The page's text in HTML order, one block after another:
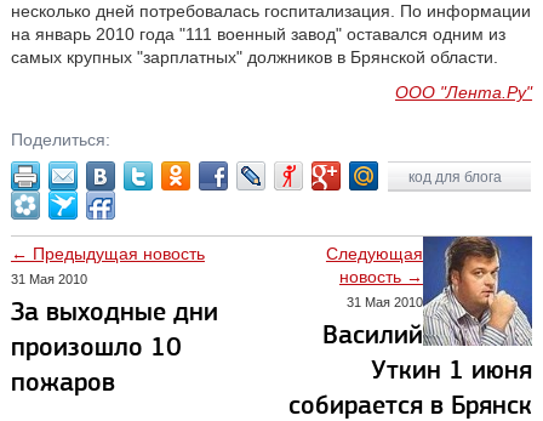
несколько дней потребовалась госпитализация. По информации
на январь 2010 года "111 военный завод" оставался одним из
самых крупных "зарплатных" должников в Брянской области.
ООО "Лента.Ру"
Поделиться:
код для блога
← Предыдущая новость
31 Мая 2010
За выходные дни
произошло 10
пожаров
Следующая
новость →
31 Мая 2010
Василий
Уткин 1 июня
собирается в Брянск